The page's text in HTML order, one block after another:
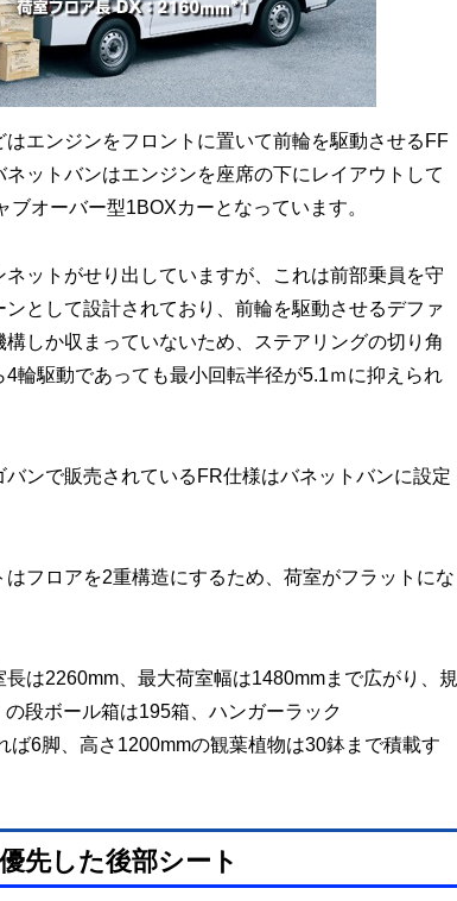
エンジンをフロントに置いて前輪を駆動させるFF
ットバンはエンジンを座席の下にレイアウトして
オーバー型1BOXカーとなっています。
ットがせり出していますが、これは前部乗員を守
として設計されており、前輪を駆動させるデファ
しか収まっていないため、ステアリングの切り角
輪駆動であっても最小回転半径が5.1ｍに抑えられ
ンで販売されているFR仕様はバネットバンに設定
フロアを2重構造にするため、荷室がフラットにな
は2260mm、最大荷室幅は1480mmまで広がり、規
段ボール箱は195箱、ハンガーラック
ば6脚、高さ1200mmの観葉植物は30鉢まで積載す
先した後部シート